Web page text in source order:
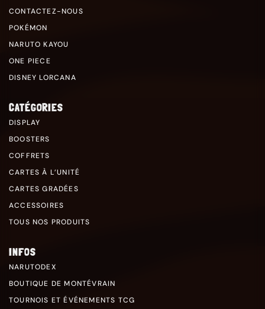
CONTACTEZ-NOUS
POKÉMON
NARUTO KAYOU
ONE PIECE
DISNEY LORCANA
CATÉGORIES
DISPLAY
BOOSTERS
COFFRETS
CARTES À L’UNITÉ
CARTES GRADÉES
ACCESSOIRES
TOUS NOS PRODUITS
INFOS
NARUTODEX
BOUTIQUE DE MONTÉVRAIN
TOURNOIS ET ÉVÉNEMENTS TCG